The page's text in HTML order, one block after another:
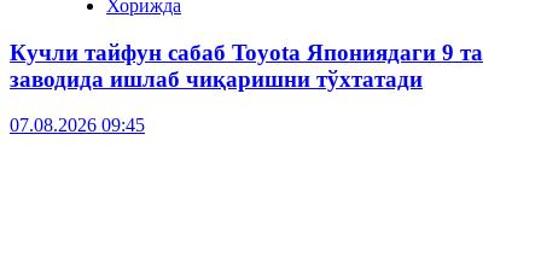
Хорижда
Кучли тайфун сабаб Toyota Япониядаги 9 та
заводида ишлаб чиқаришни тўхтатади
07.08.2026 09:45